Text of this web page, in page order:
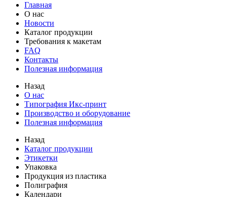
Главная
О нас
Новости
Каталог продукции
Требования к макетам
FAQ
Контакты
Полезная информация
Назад
О нас
Типография Икс-принт
Производство и оборудование
Полезная информация
Назад
Каталог продукции
Этикетки
Упаковка
Продукция из пластика
Полиграфия
Календари